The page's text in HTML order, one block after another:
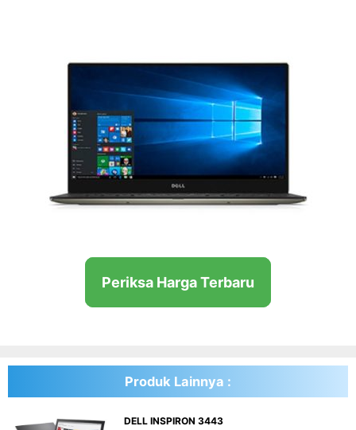
Periksa Harga Terbaru
Produk Lainnya :
DELL INSPIRON 3443